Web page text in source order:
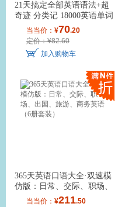
21天搞定全部英语语法+超
奇迹 分类记 18000英语单词
当当价： ¥70.20
定价：¥82.60
加入购物车
365天英语口语大全·双速模
仿版：日常、交际、职场、
出国、旅游
当当价： ¥211.50